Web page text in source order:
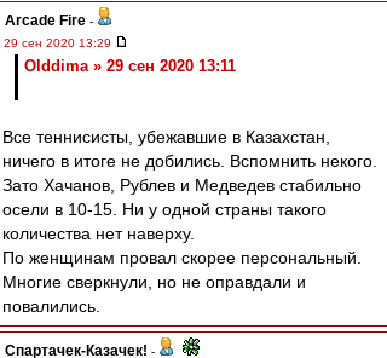
Arcade Fire -
29 сен 2020 13:29
Olddima » 29 сен 2020 13:11
Все теннисисты, убежавшие в Казахстан,
ничего в итоге не добились. Вспомнить некого.
Зато Хачанов, Рублев и Медведев стабильно
осели в 10-15. Ни у одной страны такого
количества нет наверху.
По женщинам провал скорее персональный.
Многие сверкнули, но не оправдали и
повалились.
Спартачек-Казачек! -